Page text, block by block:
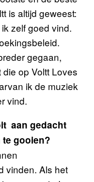
is altijd geweest:
zelf goed vind.
gegaan,
op Voltt Loves
ik de muziek
vind.
aan gedacht
te gooien?
vinden. Als het